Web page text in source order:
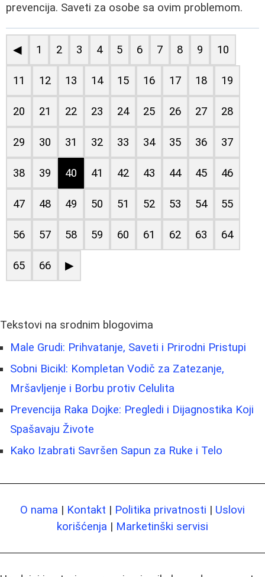
prevencija. Saveti za osobe sa ovim problemom.
◀ 1 2 3 4 5 6 7 8 9 10
11 12 13 14 15 16 17 18 19
20 21 22 23 24 25 26 27 28
29 30 31 32 33 34 35 36 37
38 39 40 41 42 43 44 45 46
47 48 49 50 51 52 53 54 55
56 57 58 59 60 61 62 63 64
65 66 ▶
Tekstovi na srodnim blogovima
Male Grudi: Prihvatanje, Saveti i Prirodni Pristupi
Sobni Bicikl: Kompletan Vodič za Zatezanje,
Mršavljenje i Borbu protiv Celulita
Prevencija Raka Dojke: Pregledi i Dijagnostika Koji
Spašavaju Živote
Kako Izabrati Savršen Sapun za Ruke i Telo
O nama | Kontakt | Politika privatnosti | Uslovi
korišćenja | Marketinški servisi